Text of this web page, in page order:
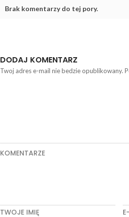
Brak komentarzy do tej pory.
DODAJ KOMENTARZ
Twoj adres e-mail nie bedzie opublikowany.
KOMENTARZE
TWOJE IMIĘ